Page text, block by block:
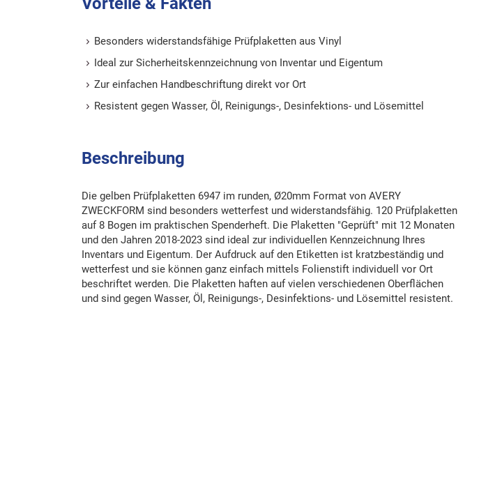
Besonders widerstandsfähige Prüfplaketten aus Vinyl
Ideal zur Sicherheitskennzeichnung von Inventar und Eigentum
Zur einfachen Handbeschriftung direkt vor Ort
Resistent gegen Wasser, Öl, Reinigungs-, Desinfektions- und Lösemittel
Beschreibung
Die gelben Prüfplaketten 6947 im runden, Ø20mm Format von AVERY
ZWECKFORM sind besonders wetterfest und widerstandsfähig. 120 Prüfplaketten
auf 8 Bogen im praktischen Spenderheft. Die Plaketten "Geprüft" mit 12 Monaten
und den Jahren 2018-2023 sind ideal zur individuellen Kennzeichnung Ihres
Inventars und Eigentum. Der Aufdruck auf den Etiketten ist kratzbeständig und
wetterfest und sie können ganz einfach mittels Folienstift individuell vor Ort
beschriftet werden. Die Plaketten haften auf vielen verschiedenen Oberflächen
und sind gegen Wasser, Öl, Reinigungs-, Desinfektions- und Lösemittel resistent.